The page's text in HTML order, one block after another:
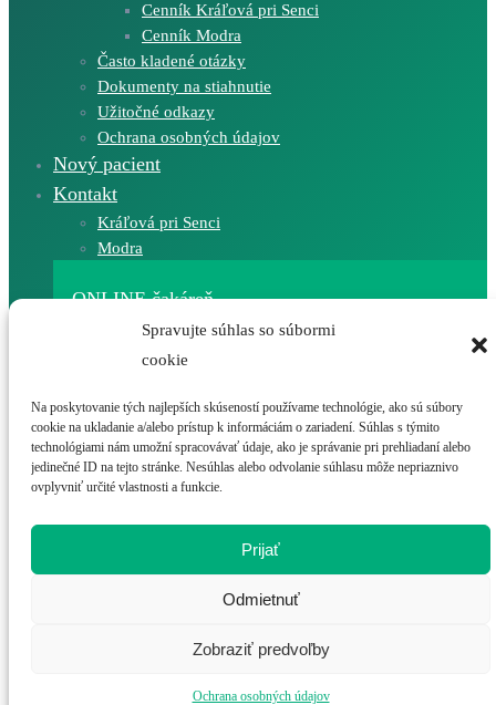
Spravujte súhlas so súbormi
cookie
Na poskytovanie tých najlepších skúseností používame technológie, ako sú súbory
cookie na ukladanie a/alebo prístup k informáciám o zariadení. Súhlas s týmito
technológiami nám umožní spracovávať údaje, ako je správanie pri prehliadaní alebo
jedinečné ID na tejto stránke. Nesúhlas alebo odvolanie súhlasu môže nepriaznivo
ovplyvniť určité vlastnosti a funkcie.
Prijať
Odmietnuť
Zobraziť predvoľby
Ochrana osobných údajov
Cenník Kráľová pri Senci
Cenník Modra
Často kladené otázky
Dokumenty na stiahnutie
Užitočné odkazy
Ochrana osobných údajov
Nový pacient
Kontakt
Kráľová pri Senci
Modra
ONLINE čakáreň
eČasenka – Modra
ONLINE recept